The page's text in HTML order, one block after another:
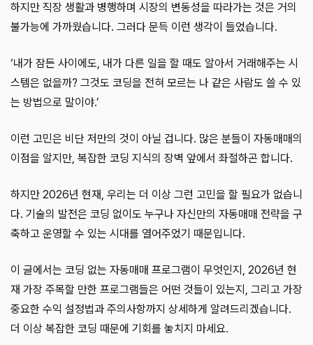
하지만 직장 생활과 병행하며 시장의 변동성을 따라가는 것은 거의
불가능에 가까웠습니다. 그러다 문득 이런 생각이 들었습니다.
‘내가 잠든 사이에도, 내가 다른 일을 할 때도 알아서 거래해주는 시
스템은 없을까? 그것도 코딩을 전혀 모르는 나 같은 사람도 쓸 수 있
는 방법으로 말이야.’
이런 고민은 비단 저만의 것이 아닐 겁니다. 많은 분들이 자동매매의
이점을 알지만, 복잡한 코딩 지식의 장벽 앞에서 좌절하곤 합니다.
하지만 2026년 현재, 우리는 더 이상 그런 고민을 할 필요가 없습니
다. 기술의 발전은 코딩 없이도 누구나 자신만의 자동매매 전략을 구
축하고 운영할 수 있는 시대를 열어주었기 때문입니다.
이 글에서는 코딩 없는 자동매매 프로그램이 무엇인지, 2026년 현
재 가장 주목할 만한 프로그램들은 어떤 것들이 있는지, 그리고 가장
중요한 수익 설정법과 주의사항까지 상세하게 알려드리겠습니다.
더 이상 복잡한 코딩 때문에 기회를 놓치지 마세요.